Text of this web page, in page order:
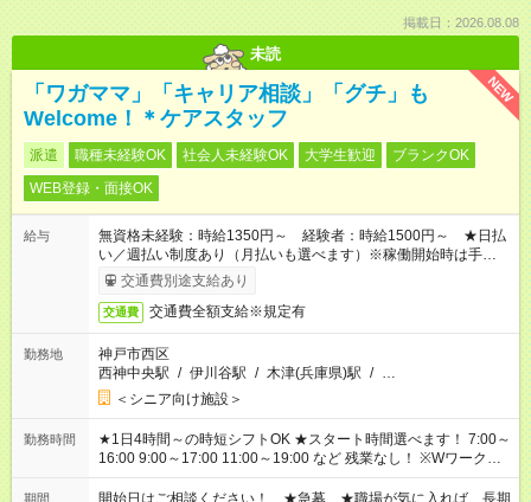
掲載日：2026.08.08
未読
NEW
「ワガママ」「キャリア相談」「グチ」も
Welcome！＊ケアスタッフ
派遣 職種未経験OK 社会人未経験OK 大学生歓迎
ブランクOK
WEB登録・面接OK
給与
無資格未経験：時給1350円～ 経験者：時給1500円～ ★日払
い／週払い制度あり（月払いも選べます）※稼働開始時は手続き
完了次第のお支払いとなります。
交通費別途支給あり
交通費 交通費全額支給※規定有
勤務地
神戸市西区
西神中央駅 / 伊川谷駅 / 木津(兵庫県)駅 / …
＜シニア向け施設＞
勤務時間
★1日4時間～の時短シフトOK ★スタート時間選べます！ 7:00～
16:00 9:00～17:00 11:00～19:00 など 残業なし！ ※Wワークの
場合、他のお仕事と合わせ週40時間超の就業はご案内できませ
ん ※法令に基づき、週20時間以上勤務は社会保険への加入対象
期間 開始日はご相談ください！ ★急募 ★職場が気に入れば、長期